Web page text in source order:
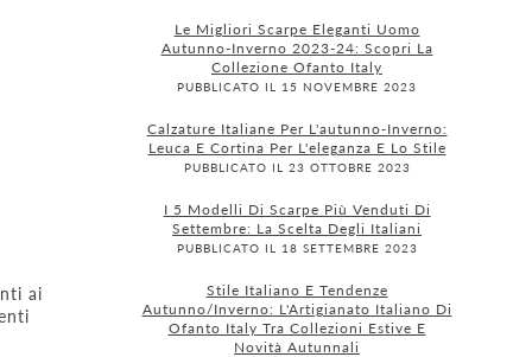
ai
Le Migliori Scarpe Eleganti Uomo
Autunno-Inverno 2023-24: Scopri La
Collezione Ofanto Italy
PUBBLICATO IL 15 NOVEMBRE 2023
Calzature Italiane Per L'autunno-Inverno:
Leuca E Cortina Per L'eleganza E Lo Stile
PUBBLICATO IL 23 OTTOBRE 2023
I 5 Modelli Di Scarpe Più Venduti Di
Settembre: La Scelta Degli Italiani
PUBBLICATO IL 18 SETTEMBRE 2023
Stile Italiano E Tendenze
Autunno/Inverno: L'Artigianato Italiano Di
Ofanto Italy Tra Collezioni Estive E
Novità Autunnali